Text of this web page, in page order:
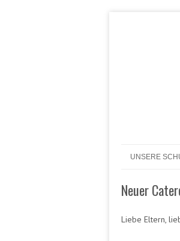
Menü
UNSERE
Neuer
Liebe Eltern,